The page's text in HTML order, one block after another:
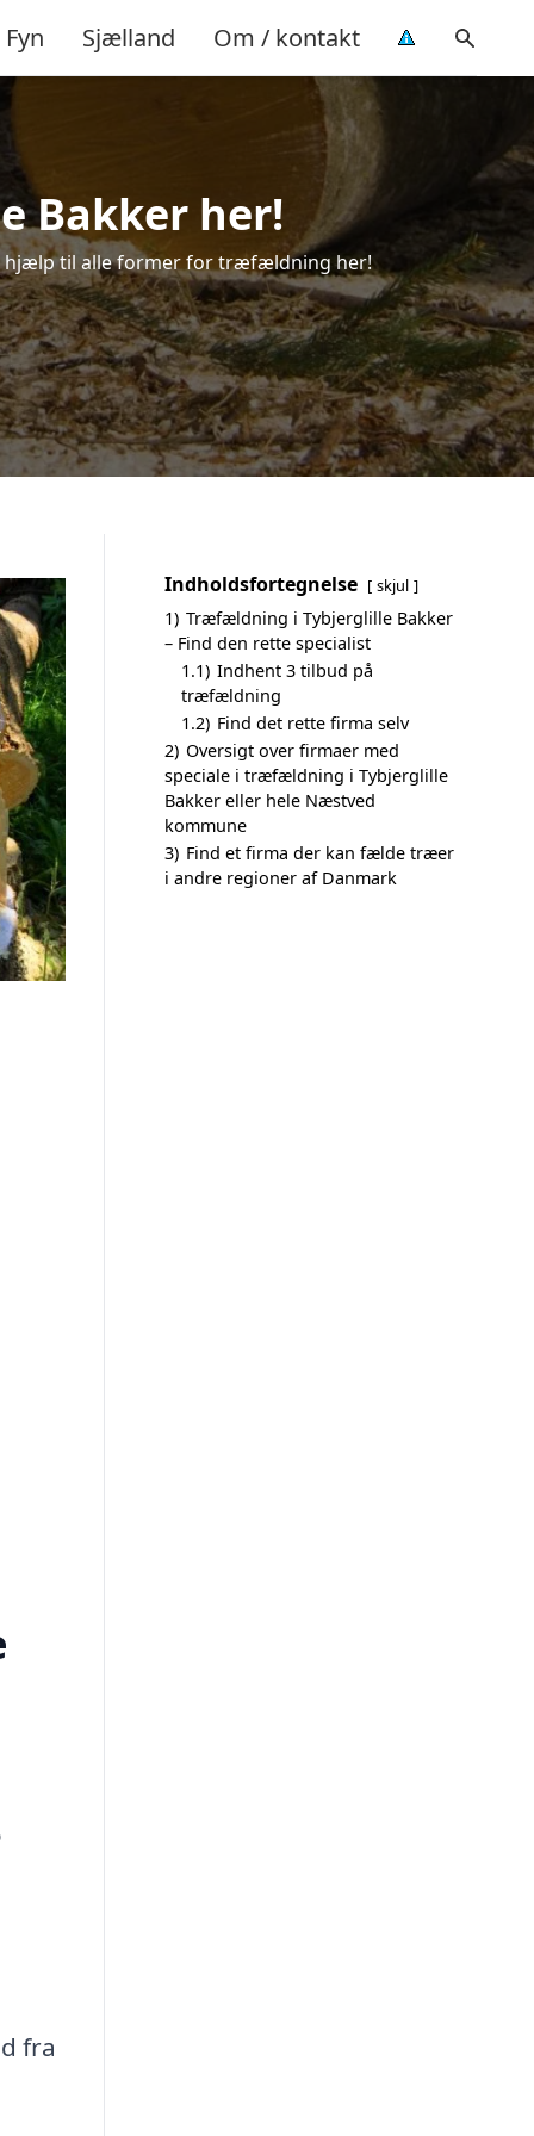
Fyn Sjælland Om / kontakt
Bakker her!
hjælp til alle former for træfældning her!
fra
Indholdsfortegnelse skjul
1) Træfældning i Tybjerglille Bakker
– Find den rette specialist
1.1) Indhent 3 tilbud på
træfældning
1.2) Find det rette firma selv
2) Oversigt over firmaer med
speciale i træfældning i Tybjerglille
Bakker eller hele Næstved
kommune
3) Find et firma der kan fælde træer
i andre regioner af Danmark